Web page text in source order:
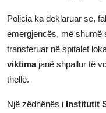
Policia ka deklaruar se,
emergjencës, më shumë
transferuar në spitalet
viktimajanë shpallur të
thellë.
Një zëdhënës i Institutit